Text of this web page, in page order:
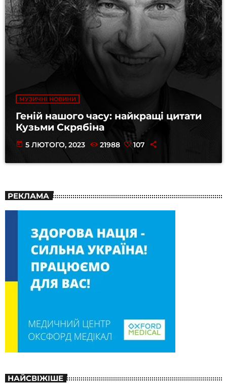
МУЗИЧНІ НОВИНИ
Геній нашого часу: найкращі цитати
Кузьми Скрябіна
today 5 ЛЮТОГО, 2023 21988 107
РЕКЛАМА
НАЙСВІЖІШЕ